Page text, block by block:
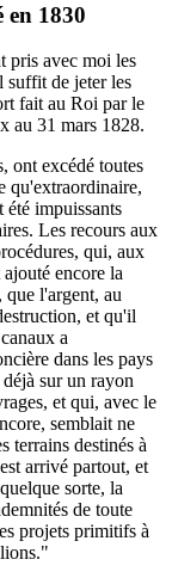
en 1830
pris avec moi les
suffit de jeter les
fait au Roi par le
au 31 mars 1828.
ont excédé toutes
qu'extraordinaire,
été impuissants
Les recours aux
qui, aux
encore la
que l'argent, au
et qu'il
a
dans les pays
sur un rayon
et qui, avec le
semblait ne
terrains destinés à
arrivé partout, et
sorte, la
de toute
projets primitifs à